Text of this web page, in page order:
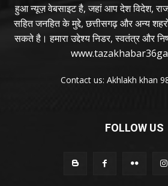
हुआ न्यूज़ वेबसाइट है, जहां आप देश विदेश,
सहित जनहित के मुद्दे, छत्तीसगढ़ और अन्य
सकते है। हमारा उद्देश्य निडर, स्वतंत्र और
Contact us: Akhlakh khan
FOLLOW US